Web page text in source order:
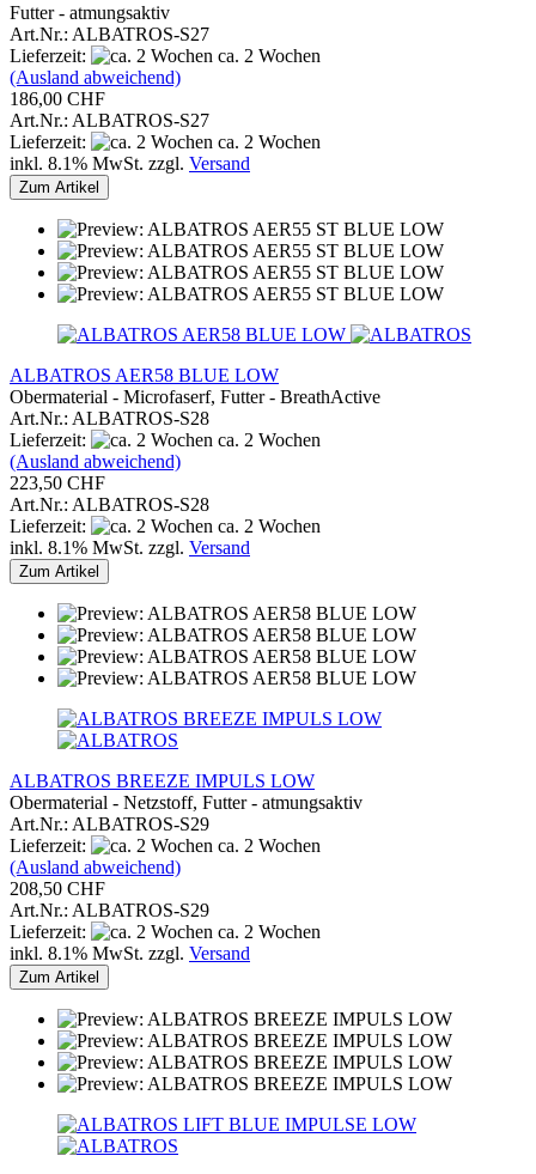
Futter - atmungsaktiv
Art.Nr.: ALBATROS-S27
Lieferzeit:
ca. 2 Wochen
(Ausland abweichend)
186,00 CHF
Art.Nr.: ALBATROS-S27
Lieferzeit:
ca. 2 Wochen
inkl. 8.1% MwSt. zzgl. Versand
Zum Artikel
ALBATROS AER58 BLUE LOW
Obermaterial - Microfaserf, Futter - BreathActive
Art.Nr.: ALBATROS-S28
Lieferzeit:
ca. 2 Wochen
(Ausland abweichend)
223,50 CHF
Art.Nr.: ALBATROS-S28
Lieferzeit:
ca. 2 Wochen
inkl. 8.1% MwSt. zzgl. Versand
Zum Artikel
ALBATROS BREEZE IMPULS LOW
Obermaterial - Netzstoff, Futter - atmungsaktiv
Art.Nr.: ALBATROS-S29
Lieferzeit:
ca. 2 Wochen
(Ausland abweichend)
208,50 CHF
Art.Nr.: ALBATROS-S29
Lieferzeit:
ca. 2 Wochen
inkl. 8.1% MwSt. zzgl. Versand
Zum Artikel